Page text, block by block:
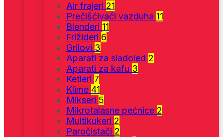
Air frajeri 21
Prečišćivači vazduha 11
Blenderi 11
Frižideri 6
Grilovi 3
Aparati za sladoled 2
Aparati za kafu 3
Ketleri 7
Klime 41
Mikseri 5
Mikrotalasne pećnice 2
Multikukeri 2
Paročistači 2